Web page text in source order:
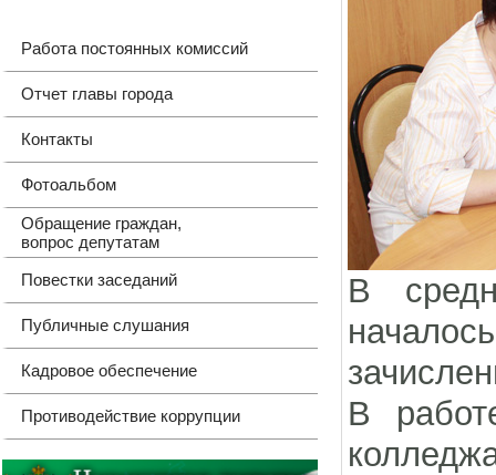
Работа постоянных комиссий
Отчет главы города
Контакты
Фотоальбом
Обращение граждан,
вопрос депутатам
Повестки заседаний
Публичные слушания
Кадровое обеспечение
Противодействие коррупции
В
В